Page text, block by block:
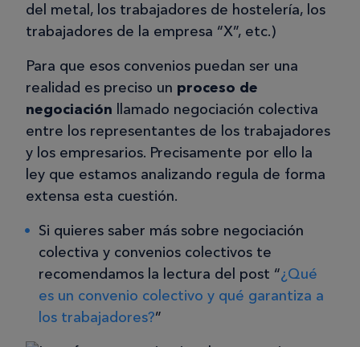
del metal, los trabajadores de hostelería, los
trabajadores de la empresa “X”, etc.)
Para que esos convenios puedan ser una
realidad es preciso un proceso de
negociación llamado negociación colectiva
entre los representantes de los trabajadores
y los empresarios. Precisamente por ello la
ley que estamos analizando regula de forma
extensa esta cuestión.
Si quieres saber más sobre negociación
colectiva y convenios colectivos te
recomendamos la lectura del post “¿Qué
es un convenio colectivo y qué garantiza a
los trabajadores?”